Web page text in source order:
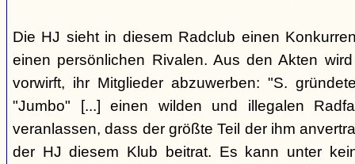
Die HJ sieht in diesem Radclub einen
einen persönlichen Rivalen. Aus den Akten
vorwirft, ihr Mitglieder abzuwerben: "S.
"Jumbo" [...] einen wilden und illegalen
veranlassen, dass der größte Teil der ihm
der HJ diesem Klub beitrat. Es kann unter